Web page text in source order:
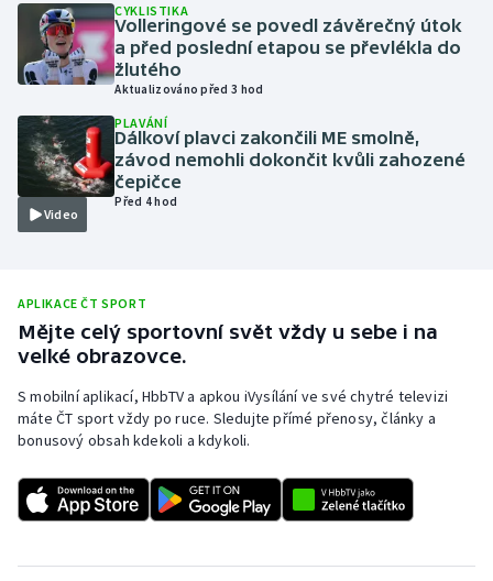
Motorsport
Olympijské hry
Parasport
Plavání
Ragby
Rychlobruslení
Rychlostní kanoistika
Sportovní střelba
CYKLISTIKA
Volleringové se povedl závěrečný útok
a před poslední etapou se převlékla do
žlutého
Aktualizováno před 3 hod
Video
PLAVÁNÍ
Dálkoví plavci zakončili ME smolně,
závod nemohli dokončit kvůli zahozené
čepičce
Před 4 hod
APLIKACE ČT SPORT
Mějte celý sportovní svět vždy u sebe i na
velké obrazovce.
S mobilní aplikací, HbbTV a apkou iVysílání ve své chytré televizi
máte ČT sport vždy po ruce. Sledujte přímé přenosy, články a
bonusový obsah kdekoli a kdykoli.